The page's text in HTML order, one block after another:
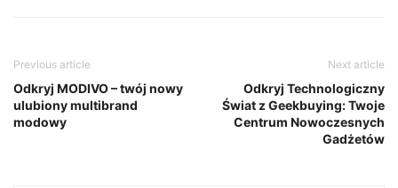
Previous article
Odkryj MODIVO – twój nowy
ulubiony multibrand
modowy
Next article
Odkryj Technologiczny
Świat z Geekbuying: Twoje
Centrum Nowoczesnych
Gadżetów